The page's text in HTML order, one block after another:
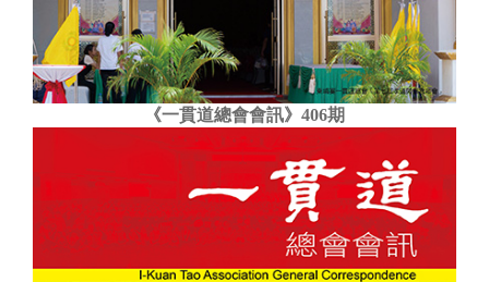
《一貫道總會會訊》406期